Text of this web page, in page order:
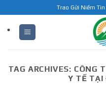
to
content
Trao Gửi Niềm
TAG ARCHIVES: CÔNG
Y TẾ TẠI